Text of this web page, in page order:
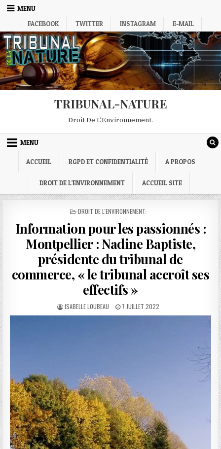
Skip
MENU
FACEBOOK
TWITTER INSTAGRAM E-MAIL
TRIBUNAL-NATURE
Droit De L'Environnement.
MENU
ACCUEIL RGPD ET CONFIDENTIALITÉ A PROPOS
DROIT DE L’ENVIRONNEMENT ACCUEIL SITE
POSTED
DROIT DE L'ENVIRONNEMENT:
Information pour les passionnés :
Montpellier : Nadine Baptiste,
présidente du tribunal de
commerce, « le tribunal accroît ses
effectifs »
AUTHOR:
ISABELLE LOUBEAU
PUBLISHED
DATE:
7 JUILLET 2022